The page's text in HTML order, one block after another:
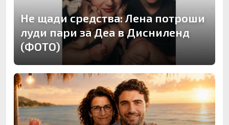
Не щади средства: Лена потроши
луди пари за Деа в Дисниленд
(ФОТО)